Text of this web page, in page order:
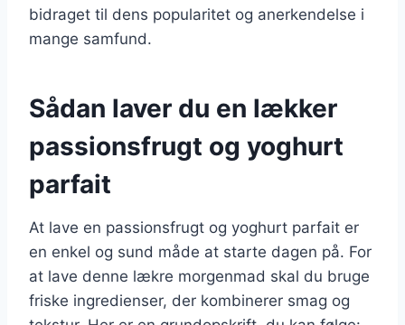
bidraget til dens popularitet og anerkendelse i
mange samfund.
Sådan laver du en lækker
passionsfrugt og yoghurt
parfait
At lave en passionsfrugt og yoghurt parfait er
en enkel og sund måde at starte dagen på. For
at lave denne lækre morgenmad skal du bruge
friske ingredienser, der kombinerer smag og